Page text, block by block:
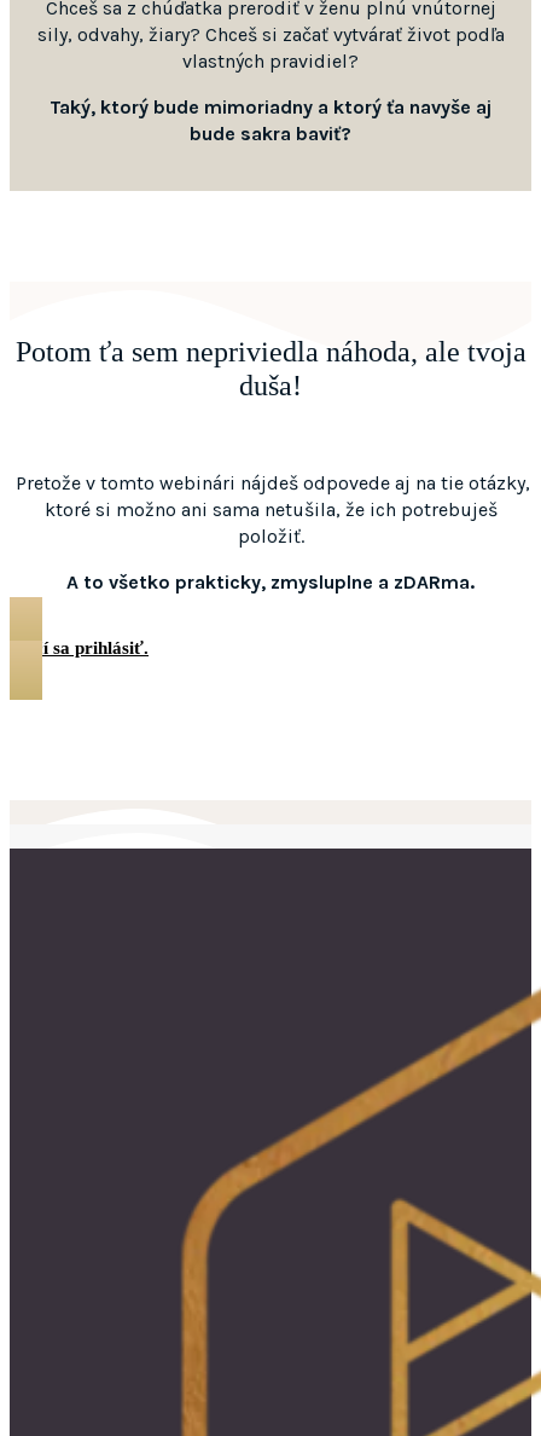
Chceš sa z chúďatka prerodiť v ženu plnú vnútornej
sily, odvahy, žiary? Chceš si začať vytvárať život podľa
vlastných pravidiel?
Taký, ktorý bude mimoriadny a ktorý ťa navyše aj
bude sakra baviť?
Potom ťa sem nepriviedla náhoda, ale tvoja
duša!
Pretože v tomto webinári nájdeš odpovede aj na tie otázky,
ktoré si možno ani sama netušila, že ich potrebuješ
položiť.
A to všetko prakticky, zmysluplne a zDARma.
Stačí sa prihlásiť.